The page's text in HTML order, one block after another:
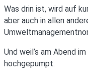
Was drin ist, wird auf
aber auch in allen
Und weil’s am Abend
hochgepumpt.